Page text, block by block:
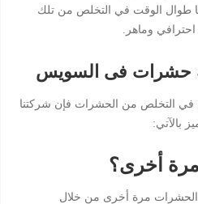
طوال الوقت في التخلص من تلك
وماهر.
حشرات فى السويس
التخلص من الحشرات فإن شركتنا
بالآتي:
أخرى؟
مرة أخرى من خلال